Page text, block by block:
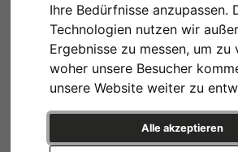
Ihre Bedürfnisse anzupassen.
Technologien nutzen wir
Ergebnisse zu messen, um zu
woher unsere Besucher
unsere Website weiter zu
Alle akzeptieren